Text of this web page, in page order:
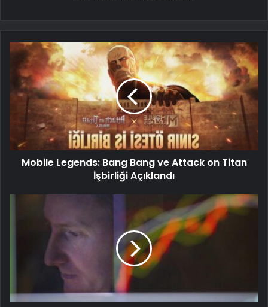
Mobile Legends: Bang Bang ve Attack on Titan
İşbirliği Açıklandı